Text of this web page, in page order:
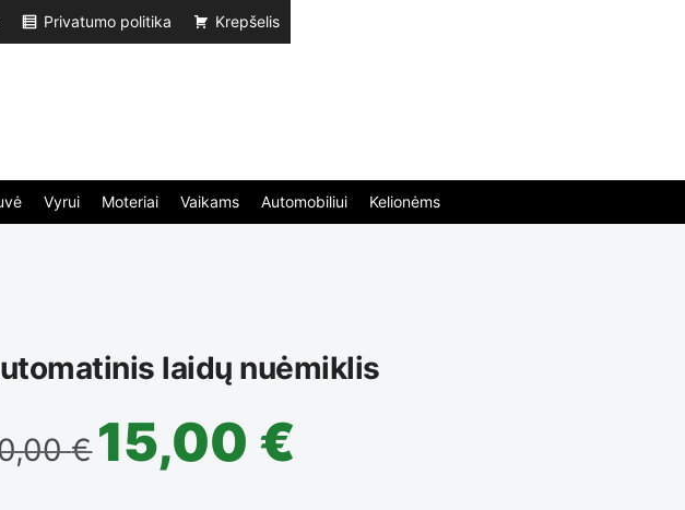
Privatumo politika Krepšelis
Vyrui Moteriai Vaikams Automobiliui Kelionėms
laidų nuėmiklis
€15,00 €